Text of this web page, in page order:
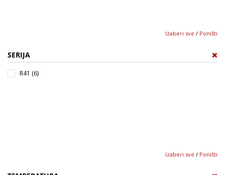
Izaberi sve / Poništi
SERIJA
R41 (6)
Izaberi sve / Poništi